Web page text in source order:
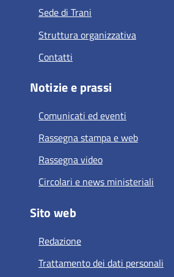
Sede di Trani
Struttura organizzativa
Contatti
Notizie e prassi
Comunicati ed eventi
Rassegna stampa e web
Rassegna video
Circolari e news ministeriali
Sito web
Redazione
Trattamento dei dati personali